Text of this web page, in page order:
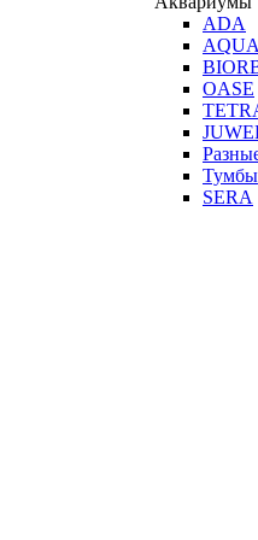
ADA
OASE
Тумбы
SERA